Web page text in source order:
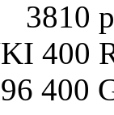
3810
400
400